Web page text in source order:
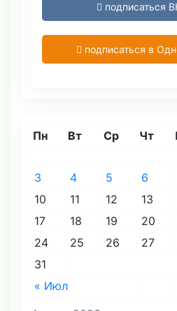
подписаться
подписаться в
Пн Вт Ср Чт
« Июл
3
4 5 6
10
11 12 13
17
18 19 20
24
25 26 27
31